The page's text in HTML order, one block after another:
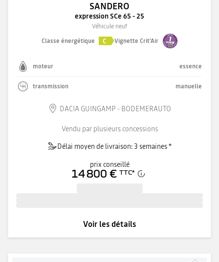
SANDERO
expression SCe 65 - 25
Véhicule neuf
Classe énergétique
C Vignette Crit'Air
moteur essence
transmission manuelle
DACIA GUINGAMP - BODEMERAUTO
Vendu par plusieurs concessions
Délai moyen de livraison: 3 semaines *
prix conseillé
14 800 € TTC*
Voir les détails